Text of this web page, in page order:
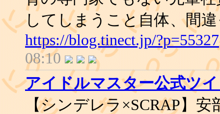
してしまうこと自体、間
https://blog.tinect.jp/?p=55327
08:10
アイドルマスター公式ツ
【シンデレラ×SCRAP】